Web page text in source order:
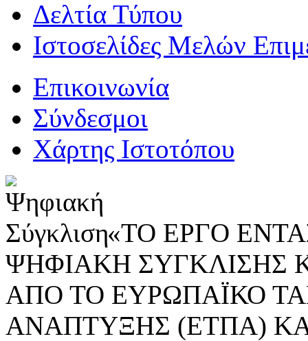
Δελτία Τύπου
Ιστοσελίδες Μελών
Επικοινωνία
Σύνδεσμοι
Χάρτης Ιστοτόπου
«ΤΟ ΕΡΓΟ
ΨΗΦΙΑΚΗ ΣΥΓΚΛΙΣΗΣ
ΑΠΟ ΤΟ ΕΥΡΩΠΑΪΚΟ
ΑΝΑΠΤΥΞΗΣ (ΕΤΠΑ)